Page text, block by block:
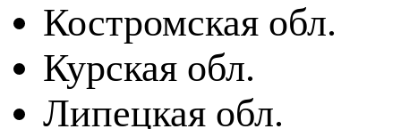
Костромская обл.
Курская обл.
Липецкая обл.